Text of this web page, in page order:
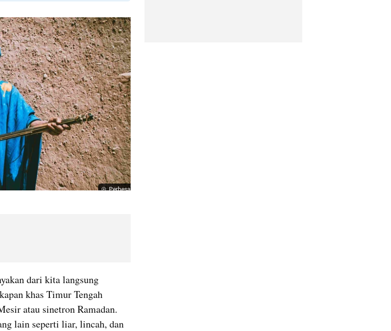
Perbesar
dari kita langsung
khas Timur Tengah
atau sinetron Ramadan.
lain seperti liar, lincah, dan